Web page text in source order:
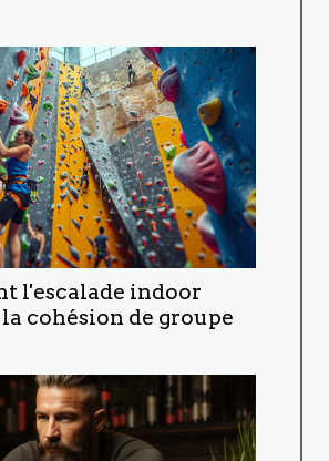
l'escalade indoor
cohésion de groupe